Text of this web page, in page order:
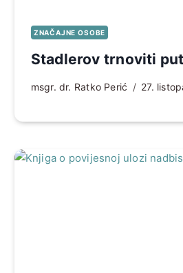
ZNAČAJNE OSOBE
Stadlerov trnoviti
msgr. dr. Ratko Perić 27.